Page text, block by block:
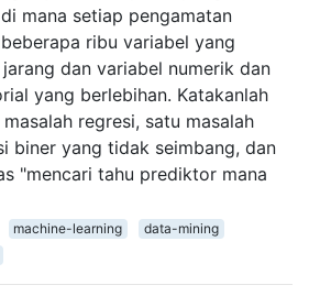
mana setiap pengamatan
ribu variabel yang
dan variabel numerik dan
yang berlebihan. Katakanlah
regresi, satu masalah
biner yang tidak seimbang, dan
"mencari tahu prediktor mana
machine-learning
data-mining